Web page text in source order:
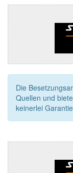
Die
Quellen und
keinerlei